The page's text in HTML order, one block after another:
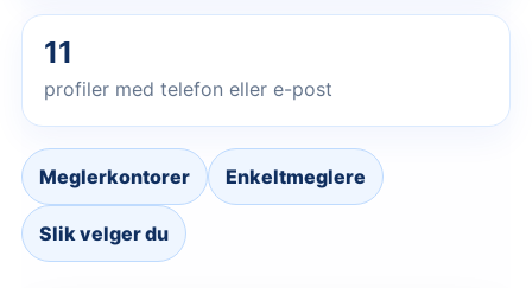
11
profiler med telefon eller e-post
Meglerkontorer Enkeltmeglere
Slik velger du